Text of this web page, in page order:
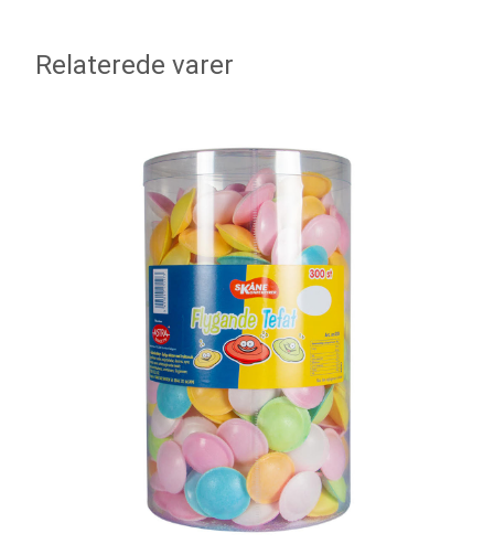
Relaterede varer